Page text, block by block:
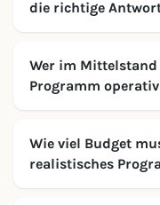
die richtige
Wer im
Programm
Wie viel Budget
realistisches